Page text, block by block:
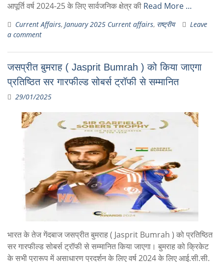
आपूर्ति वर्ष 2024-25 के लिए सार्वजनिक क्षेत्र की Read More …
Current Affairs, January 2025 Current affairs, राष्ट्रीय
Leave
a comment
जसप्रीत बुमराह ( Jasprit Bumrah ) को किया जाएगा
प्रतिष्ठित सर गारफील्‍ड सोबर्स ट्रॉफी से सम्‍मानित
29/01/2025
भारत के तेज गेंदबाज जसप्रीत बुमराह ( Jasprit Bumrah ) को प्रतिष्ठित
सर गारफील्‍ड सोबर्स ट्रॉफी से सम्‍मानित किया जाएगा। बुमराह को क्रिकेट
के सभी प्रारूप में असाधारण प्रदर्शन के लिए वर्ष 2024 के लिए आई.सी.सी.